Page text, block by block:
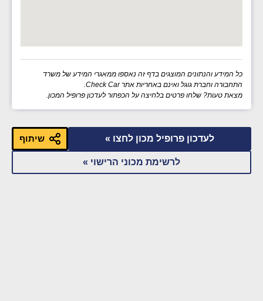
כל המידע והנתונים המוצגים בדף זה נאספו ממאגרי המידע של משרד
התחבורה וחברת גוגל ואינם באחריות אתר Check Car.
מצאת טעות? שלחו פרטים בלחיצה על הכפתור לעדכון פרופיל המכון.
לעדכון פרופיל מכון לחצו »
לרשימת מכוני הרישוי »
שיתוף